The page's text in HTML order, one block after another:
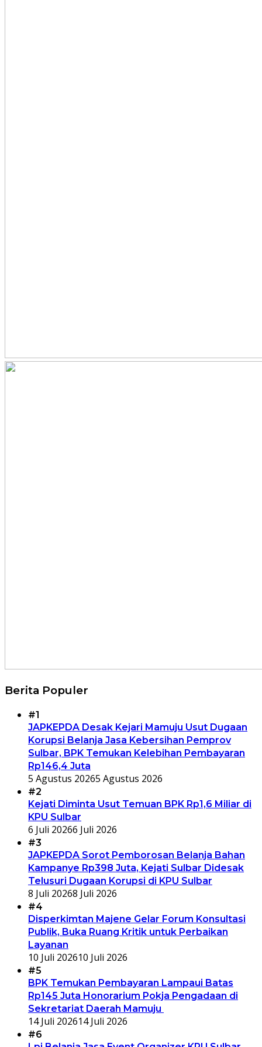
Berita Populer
#1
JAPKEPDA Desak Kejari Mamuju Usut Dugaan
Korupsi Belanja Jasa Kebersihan Pemprov
Sulbar, BPK Temukan Kelebihan Pembayaran
Rp146,4 Juta
5 Agustus 20265 Agustus 2026
#2
Kejati Diminta Usut Temuan BPK Rp1,6 Miliar di
KPU Sulbar
6 Juli 20266 Juli 2026
#3
JAPKEPDA Sorot Pemborosan Belanja Bahan
Kampanye Rp398 Juta, Kejati Sulbar Didesak
Telusuri Dugaan Korupsi di KPU Sulbar
8 Juli 20268 Juli 2026
#4
Disperkimtan Majene Gelar Forum Konsultasi
Publik, Buka Ruang Kritik untuk Perbaikan
Layanan
10 Juli 202610 Juli 2026
#5
BPK Temukan Pembayaran Lampaui Batas
Rp145 Juta Honorarium Pokja Pengadaan di
Sekretariat Daerah Mamuju
14 Juli 202614 Juli 2026
#6